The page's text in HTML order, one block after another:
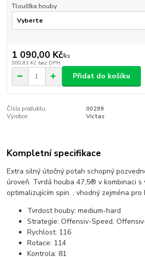
Tloušťka houby
1 090,00 Kč/ks
900,83 Kč bez DPH
Přidat do košíku
Číslo produktu:
00299
Výrobce:
Victas
Kompletní specifikace
Extra silný útočný potah schopný
úroveň. Tvrdá houba 47,5® v kombinaci s
optimalizujícím spin., vhodný zejména pro
Tvrdost houby:medium-hard
Strategie:Offensiv-Speed,
Rychlost: 116
Rotace: 114
Kontrola: 81